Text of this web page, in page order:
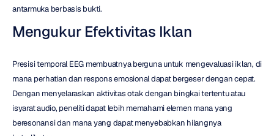
antarmuka berbasis bukti.
Mengukur Efektivitas Iklan
Presisi temporal EEG membuatnya berguna untuk mengevaluasi iklan, di
mana perhatian dan respons emosional dapat bergeser dengan cepat.
Dengan menyelaraskan aktivitas otak dengan bingkai tertentu atau
isyarat audio, peneliti dapat lebih memahami elemen mana yang
beresonansi dan mana yang dapat menyebabkan hilangnya